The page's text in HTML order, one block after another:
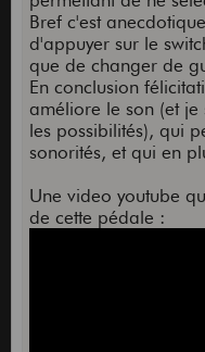
Bref c'est
d'appuyer sur le
que de changer de
En conclusion
améliore le son (et
les possibilités), qui
sonorités, et qui en
Une video youtube
de cette pédale :